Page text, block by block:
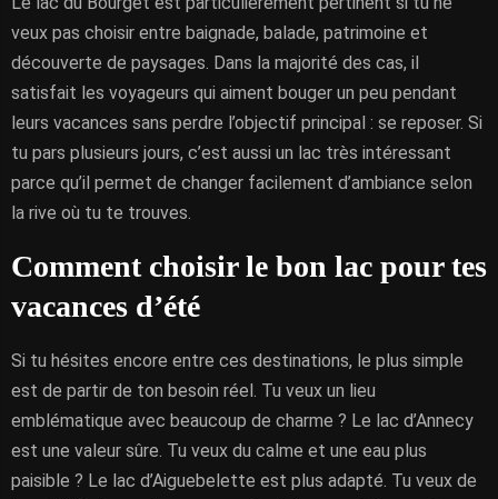
veux pas choisir entre baignade, balade, patrimoine et
découverte de paysages. Dans la majorité des cas, il
satisfait les voyageurs qui aiment bouger un peu pendant
leurs vacances sans perdre l’objectif principal : se reposer. Si
tu pars plusieurs jours, c’est aussi un lac très intéressant
parce qu’il permet de changer facilement d’ambiance selon
la rive où tu te trouves.
Comment choisir le bon lac pour tes
vacances d’été
Si tu hésites encore entre ces destinations, le plus simple
est de partir de ton besoin réel. Tu veux un lieu
emblématique avec beaucoup de charme ? Le lac d’Annecy
est une valeur sûre. Tu veux du calme et une eau plus
paisible ? Le lac d’Aiguebelette est plus adapté. Tu veux de